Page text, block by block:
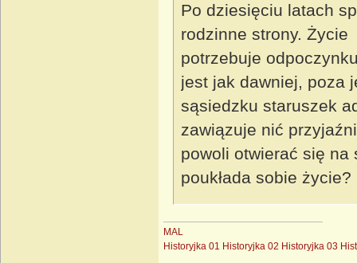
Po dziesięciu latach
rodzinne strony. Życie
potrzebuje
jest jak dawniej, poza
sąsiedzku staruszek
zawiązuje nić
powoli otwierać się na
poukłada sobie życie?
MAL
Historyjka 01 Historyjka 02 Historyjka 03